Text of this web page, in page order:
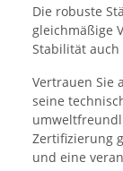
Die robuste
gleichmäßige
Stabilität auch
Vertrauen Sie
seine
Zertifizierung
und eine